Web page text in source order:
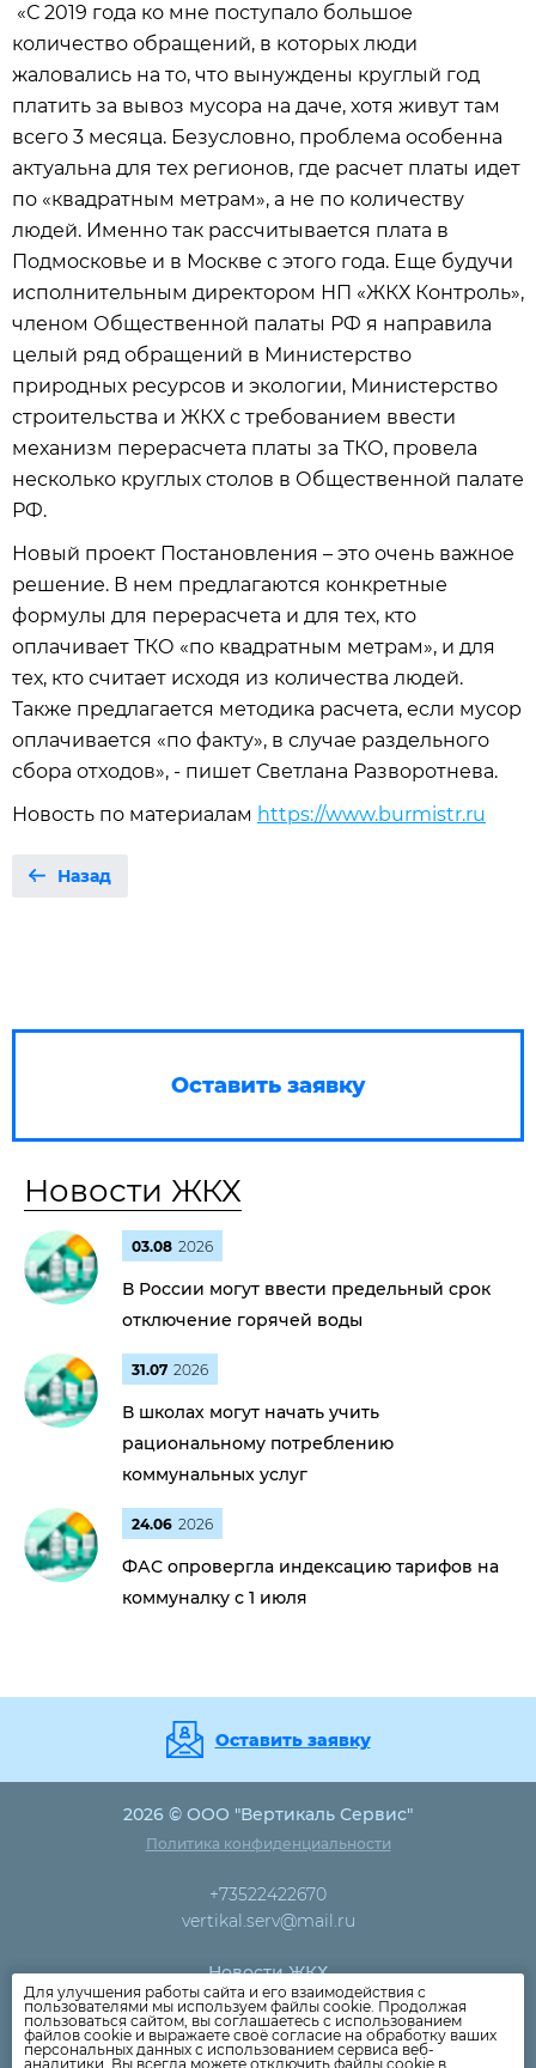
«С 2019 года ко мне поступало большое
количество обращений, в которых люди
жаловались на то, что вынуждены круглый год
платить за вывоз мусора на даче, хотя живут там
всего 3 месяца. Безусловно, проблема особенна
актуальна для тех регионов, где расчет платы идет
по «квадратным метрам», а не по количеству
людей. Именно так рассчитывается плата в
Подмосковье и в Москве с этого года. Еще будучи
исполнительным директором НП «ЖКХ Контроль»,
членом Общественной палаты РФ я направила
целый ряд обращений в Министерство
природных ресурсов и экологии, Министерство
строительства и ЖКХ с требованием ввести
механизм перерасчета платы за ТКО, провела
несколько круглых столов в Общественной палате
РФ.
Новый проект Постановления – это очень важное
решение. В нем предлагаются конкретные
формулы для перерасчета и для тех, кто
оплачивает ТКО «по квадратным метрам», и для
тех, кто считает исходя из количества людей.
Также предлагается методика расчета, если мусор
оплачивается «по факту», в случае раздельного
сбора отходов», - пишет Светлана Разворотнева.
Новость по материалам https://www.burmistr.ru
Назад
Оставить заявку
Новости ЖКХ
03.08 2026
В России могут ввести предельный срок
отключение горячей воды
31.07 2026
В школах могут начать учить
рациональному потреблению
коммунальных услуг
24.06 2026
ФАС опровергла индексацию тарифов на
коммуналку с 1 июля
Оставить заявку
2026 © ООО "Вертикаль Сервис"
Политика конфиденциальности
+73522422670
vertikal.serv@mail.ru
Новости ЖКХ
Новости компании
Как оплатить
Дома
Для улучшения работы сайта и его взаимодействия с
пользователями мы используем файлы cookie. Продолжая
пользоваться сайтом, вы соглашаетесь с использованием
файлов cookie и выражаете своё согласие на обработку ваших
персональных данных с использованием сервиса веб-
аналитики. Вы всегда можете отключить файлы cookie в